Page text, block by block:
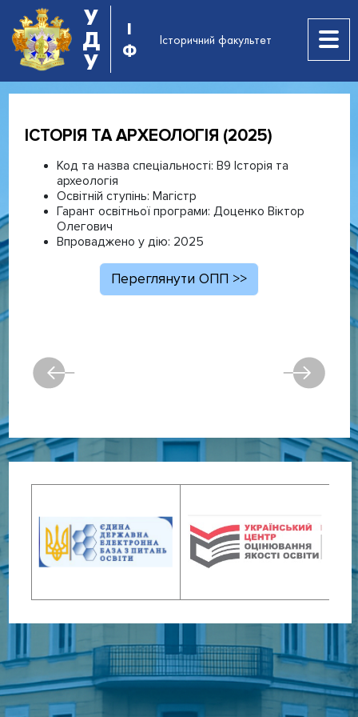
У
Д
У
І
Ф
Історичний факультет
ІСТОРІЯ ТА АРХЕОЛОГІЯ (2025)
Код та назва спеціальності: В9 Історія та
археологія
Освітній ступінь: Магістр
Гарант освітньої програми: Доценко Віктор
Олегович
Впроваджено у дію: 2025
Переглянути ОПП >>